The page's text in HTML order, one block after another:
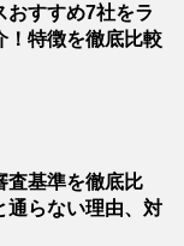
おすすめ7社をラ
！特徴を徹底比較
査基準を徹底比
通らない理由、対